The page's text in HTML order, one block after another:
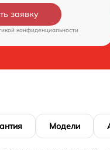
заявку
конфиденциальности
Модели